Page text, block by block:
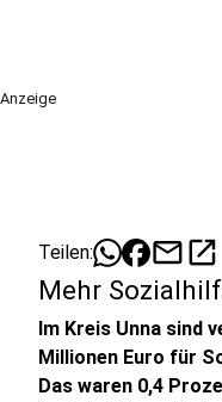
Anzeige
Teilen: mailopen_in_new
Mehr
Im Kreis Unna sind
Millionen Euro für
Das waren 0,4